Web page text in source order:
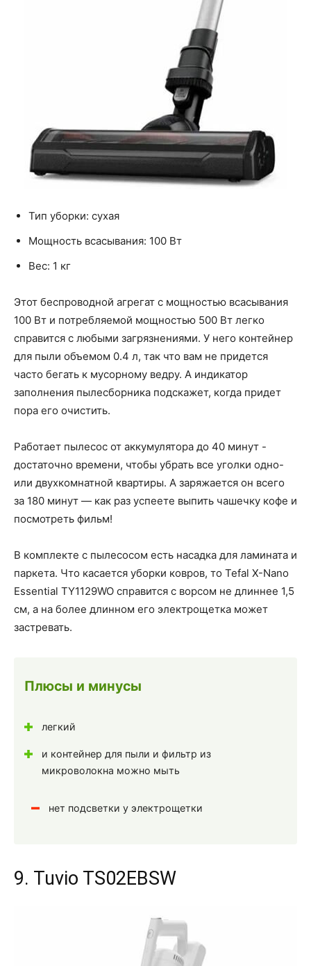
Тип уборки: сухая
Мощность всасывания: 100 Вт
Вес: 1 кг
Этот беспроводной агрегат с мощностью всасывания
100 Вт и потребляемой мощностью 500 Вт легко
справится с любыми загрязнениями. У него контейнер
для пыли объемом 0.4 л, так что вам не придется
часто бегать к мусорному ведру. А индикатор
заполнения пылесборника подскажет, когда придет
пора его очистить.
Работает пылесос от аккумулятора до 40 минут -
достаточно времени, чтобы убрать все уголки одно-
или двухкомнатной квартиры. А заряжается он всего
за 180 минут — как раз успеете выпить чашечку кофе и
посмотреть фильм!
В комплекте с пылесосом есть насадка для ламината и
паркета. Что касается уборки ковров, то Tefal X-Nano
Essential TY1129WO справится с ворсом не длиннее 1,5
см, а на более длинном его электрощетка может
застревать.
Плюсы и минусы
легкий
и контейнер для пыли и фильтр из
микроволокна можно мыть
нет подсветки у электрощетки
9. Tuvio TS02EBSW